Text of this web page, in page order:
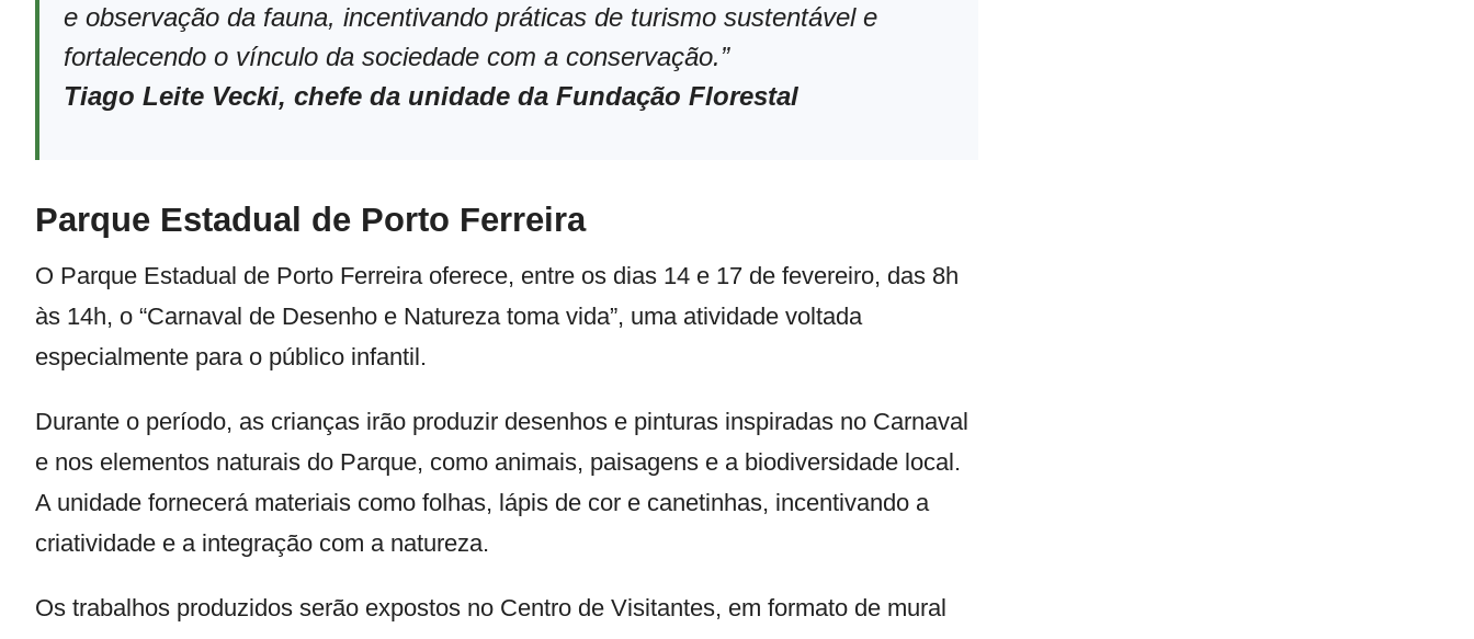
e observação da fauna, incentivando práticas de turismo sustentável e
fortalecendo o vínculo da sociedade com a conservação.”
Tiago Leite Vecki, chefe da unidade da Fundação Florestal
Parque Estadual de Porto Ferreira
O Parque Estadual de Porto Ferreira oferece, entre os dias 14 e 17 de fevereiro, das 8h
às 14h, o “Carnaval de Desenho e Natureza toma vida”, uma atividade voltada
especialmente para o público infantil.
Durante o período, as crianças irão produzir desenhos e pinturas inspiradas no Carnaval
e nos elementos naturais do Parque, como animais, paisagens e a biodiversidade local.
A unidade fornecerá materiais como folhas, lápis de cor e canetinhas, incentivando a
criatividade e a integração com a natureza.
Os trabalhos produzidos serão expostos no Centro de Visitantes, em formato de mural